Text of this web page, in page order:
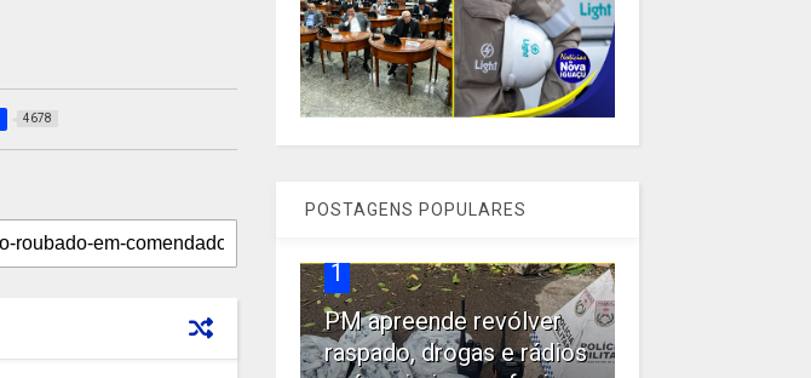
4678
POSTAGENS POPULARES
1
PM apreende revólver
raspado, drogas e rádios